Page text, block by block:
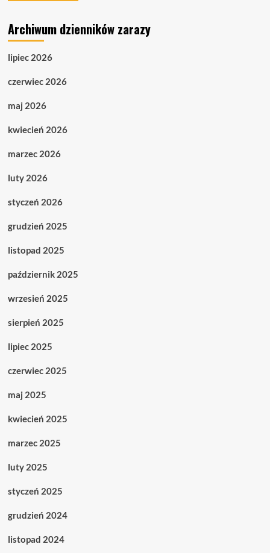
Archiwum dzienników zarazy
lipiec 2026
czerwiec 2026
maj 2026
kwiecień 2026
marzec 2026
luty 2026
styczeń 2026
grudzień 2025
listopad 2025
październik 2025
wrzesień 2025
sierpień 2025
lipiec 2025
czerwiec 2025
maj 2025
kwiecień 2025
marzec 2025
luty 2025
styczeń 2025
grudzień 2024
listopad 2024